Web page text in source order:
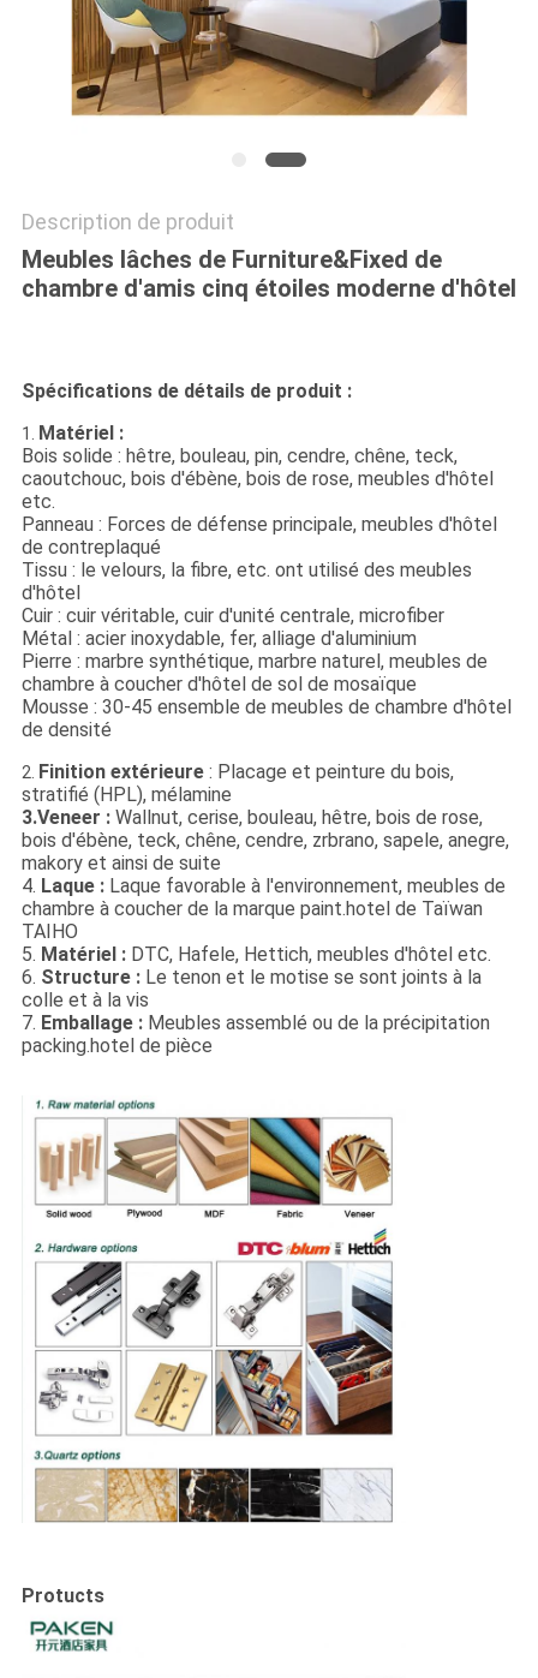
Description de produit
Meubles lâches de Furniture&Fixed de
chambre d'amis cinq étoiles moderne d'hôtel
Spécifications de détails de produit :
1. Matériel :
Bois solide : hêtre, bouleau, pin, cendre, chêne, teck,
caoutchouc, bois d'ébène, bois de rose, meubles d'hôtel
etc.
Panneau : Forces de défense principale, meubles d'hôtel
de contreplaqué
Tissu : le velours, la fibre, etc. ont utilisé des meubles
d'hôtel
Cuir : cuir véritable, cuir d'unité centrale, microfiber
Métal : acier inoxydable, fer, alliage d'aluminium
Pierre : marbre synthétique, marbre naturel, meubles de
chambre à coucher d'hôtel de sol de mosaïque
Mousse : 30-45 ensemble de meubles de chambre d'hôtel
de densité
2. Finition extérieure: Placage et peinture du bois,
stratifié (HPL), mélamine
3.Veneer :Wallnut, cerise, bouleau, hêtre, bois de rose,
bois d'ébène, teck, chêne, cendre, zrbrano, sapele, anegre,
makory et ainsi de suite
4. Laque :Laque favorable à l'environnement, meubles de
chambre à coucher de la marque paint.hotel de Taïwan
TAIHO
5. Matériel :DTC, Hafele, Hettich, meubles d'hôtel etc.
6. Structure :Le tenon et le motise se sont joints à la
colle et à la vis
7. Emballage :Meubles assemblé ou de la précipitation
packing.hotel de pièce
Protucts